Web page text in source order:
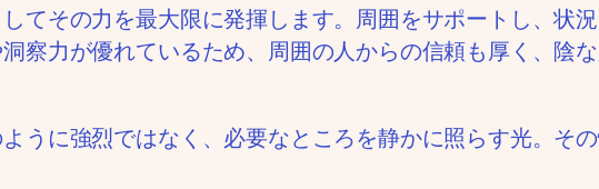
てその力を最大限に発揮します。周囲をサポートし、状
察力が優れているため、周囲の人からの信頼も厚く、陰
うに強烈ではなく、必要なところを静かに照らす光。そ